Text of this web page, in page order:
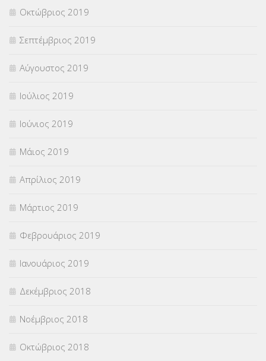
Οκτώβριος 2019
Σεπτέμβριος 2019
Αύγουστος 2019
Ιούλιος 2019
Ιούνιος 2019
Μάιος 2019
Απρίλιος 2019
Μάρτιος 2019
Φεβρουάριος 2019
Ιανουάριος 2019
Δεκέμβριος 2018
Νοέμβριος 2018
Οκτώβριος 2018